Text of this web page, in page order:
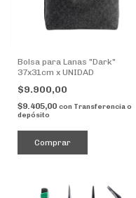
Bolsa para Lanas "Dark"
37x31cm x UNIDAD
$9.900,00
$9.405,00 con Transferencia o
depósito